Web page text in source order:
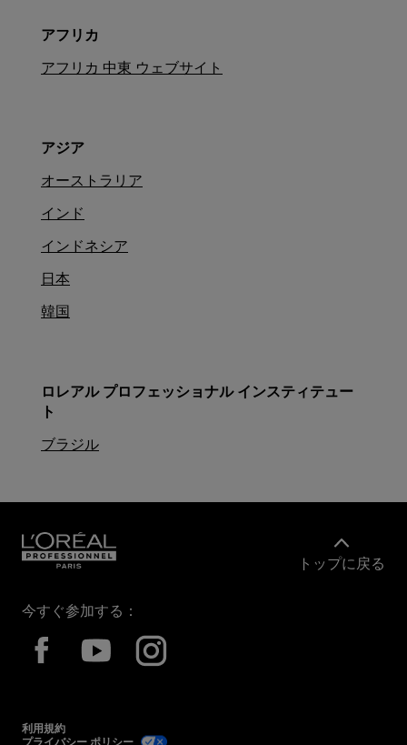
アフリカ
アフリカ 中東 ウェブサイト
アジア
オーストラリア
インド
インドネシア
日本
韓国
ロレアル プロフェッショナル インスティテュー
ト
ブラジル
トップに戻る
今すぐ参加する：
利用規約
プライバシー ポリシー